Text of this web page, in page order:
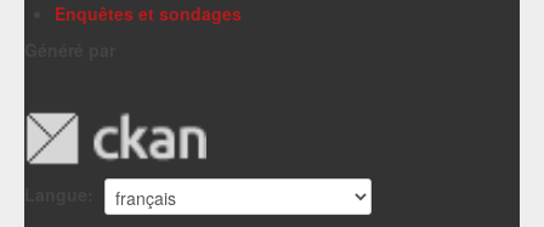
Enquêtes et sondages